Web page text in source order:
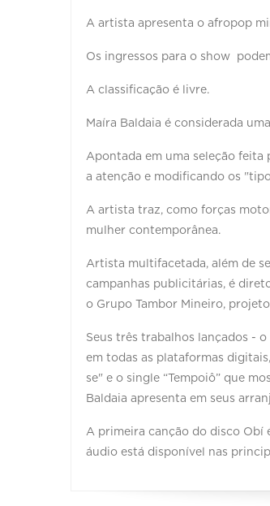
A artista apresenta o afropop
Os ingressos para o show
A classificação é livre.
Maíra Baldaia é considerada
Apontada em uma seleção feita
a atenção e modificando os
A artista traz, como forças
mulher contemporânea.
Artista multifacetada, além de
campanhas publicitárias, é
o Grupo Tambor Mineiro,
Seus três trabalhos lançados - o
em todas as plataformas
se" e o single “Tempoiô” que
Baldaia apresenta em seus
A primeira canção do disco Obí
áudio está disponível nas